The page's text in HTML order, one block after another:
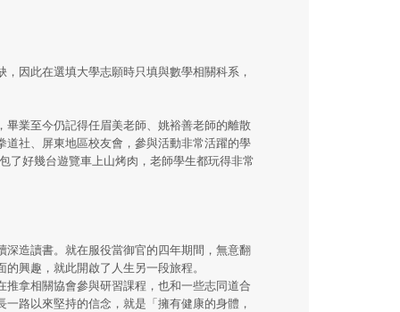
因此在選填大學志願時只填與數學相關科系，
業至今仍記得任眉美老師、姚裕善老師的離散
社、屏東地區校友會，參與活動非常活躍的學
了好幾台遊覽車上山烤肉，老師學生都玩得非常
造讀書。就在服役當御官的四年期間，無意翻
興趣，就此開啟了人生另一段旅程。
拿相關協會參與研習課程，也和一些志同道合
路以來堅持的信念，就是「擁有健康的身體，